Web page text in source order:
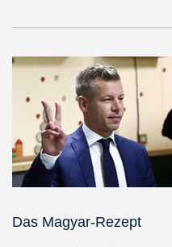
Das Magyar-Rezept